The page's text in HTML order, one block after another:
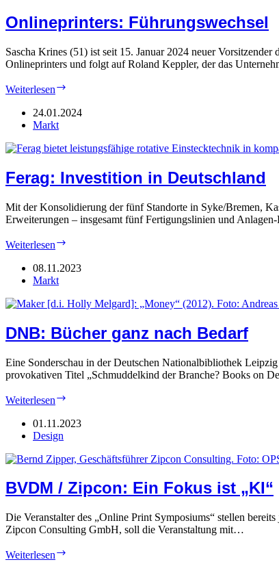
Onlineprinters: Führungswechsel
Sascha Krines (51) ist seit 15. Januar 2024 neuer
Onlineprinters und folgt auf Roland Keppler, der das
Weiterlesen
24.01.2024
Markt
Ferag: Investition in Deutschland
Mit der Konsolidierung der fünf Standorte in Syke/Bremen,
Erweiterungen – insgesamt fünf Fertigungslinien und
Weiterlesen
in
08.11.2023
Markt
DNB: Bücher ganz nach Bedarf
Eine Sonderschau in der Deutschen Nationalbibliothek
provokativen Titel „Schmuddelkind der Branche? Books on
Weiterlesen
ganz
01.11.2023
Design
BVDM / Zipcon: Ein Fokus ist „KI“
Die Veranstalter des „Online Print Symposiums“ stellen
Zipcon Consulting GmbH, soll die Veranstaltung mit…
Weiterlesen